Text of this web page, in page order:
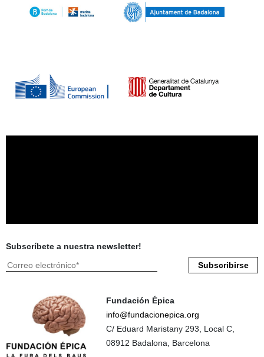
Subscríbete a nuestra newsletter!
Fundación Épica
info@fundacionepica.org
C/ Eduard Maristany 293, Local C,
08912 Badalona, Barcelona